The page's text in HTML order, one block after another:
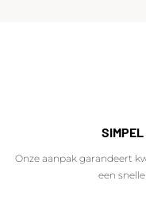
Onze aanpak garandeert
een